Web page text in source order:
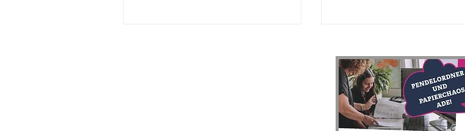
Unternehmer in seinem
ausschließlich betrieblich
Arbeitszimmer oder einen
L